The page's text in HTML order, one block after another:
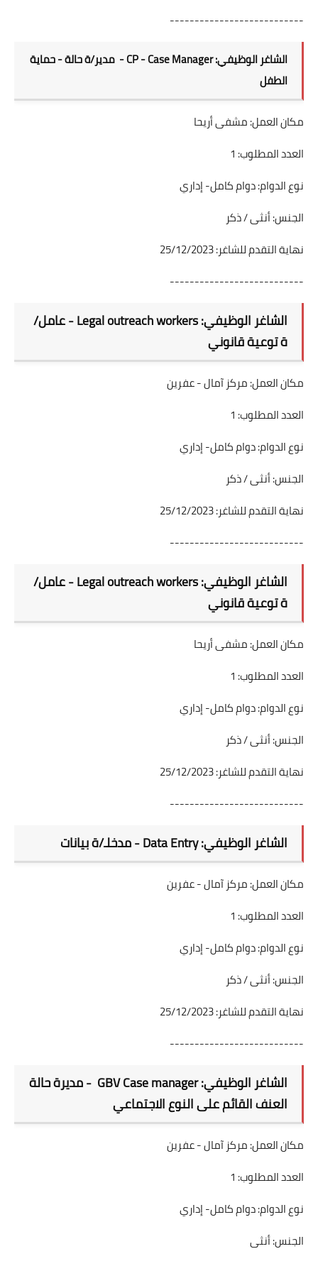
---------------------------
الشاغر الوظيفي: CP - Case Manager - مدير/ة حالة - حماية
الطفل
مكان العمل: مشفى أريحا
العدد المطلوب: 1
نوع الدوام: دوام كامل- إداري
الجنس: أنثى / ذكر
نهاية التقدم للشاغر: 25/12/2023
---------------------------
الشاغر الوظيفي: Legal outreach workers - عامل/
ة توعية قانوني
مكان العمل: مركز آمال - عفرين
العدد المطلوب: 1
نوع الدوام: دوام كامل- إداري
الجنس: أنثى / ذكر
نهاية التقدم للشاغر: 25/12/2023
---------------------------
الشاغر الوظيفي: Legal outreach workers - عامل/
ة توعية قانوني
مكان العمل: مشفى أريحا
العدد المطلوب: 1
نوع الدوام: دوام كامل- إداري
الجنس: أنثى / ذكر
نهاية التقدم للشاغر: 25/12/2023
---------------------------
الشاغر الوظيفي: Data Entry - مدخلـ/ة بيانات
مكان العمل: مركز آمال - عفرين
العدد المطلوب: 1
نوع الدوام: دوام كامل- إداري
الجنس: أنثى / ذكر
نهاية التقدم للشاغر: 25/12/2023
---------------------------
الشاغر الوظيفي: GBV Case manager - مديرة حالة
العنف القائم على النوع الاجتماعي
مكان العمل: مركز آمال - عفرين
العدد المطلوب: 1
نوع الدوام: دوام كامل- إداري
الجنس: أنثى